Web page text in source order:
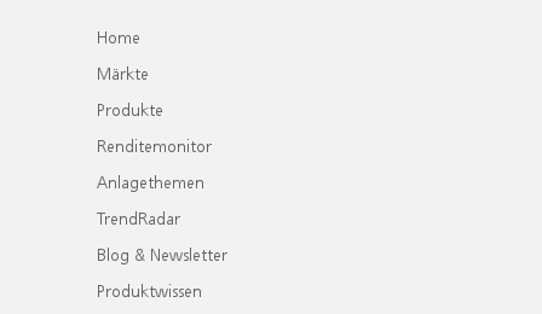
Home
Märkte
Produkte
Renditemonitor
Anlagethemen
TrendRadar
Blog & Newsletter
Produktwissen